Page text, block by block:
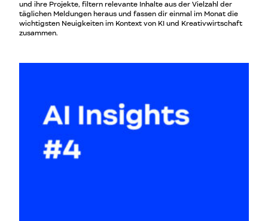
und ihre Projekte, filtern relevante Inhalte aus der Vielzahl der
täglichen Meldungen heraus und fassen dir einmal im Monat die
wichtigsten Neuigkeiten im Kontext von KI und Kreativwirtschaft
zusammen.